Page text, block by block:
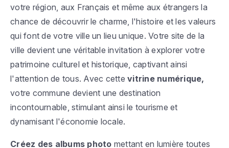
votre région, aux Français et même aux étrangers la
chance de découvrir le charme, l'histoire et les valeurs
qui font de votre ville un lieu unique. Votre site de la
ville devient une véritable invitation à explorer votre
patrimoine culturel et historique, captivant ainsi
l'attention de tous. Avec cette vitrine numérique,
votre commune devient une destination
incontournable, stimulant ainsi le tourisme et
dynamisant l'économie locale.
Créez des albums photo mettant en lumière toutes